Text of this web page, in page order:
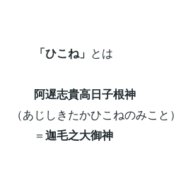
「ひこね」 とは
阿遅志貴高日子根神
（あじしきたかひこねのみこと）
＝迦毛之大御神